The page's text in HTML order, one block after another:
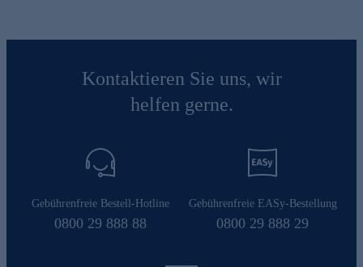
Kontaktieren Sie uns, wir
helfen gerne.
Gebührenfreie Bestell-Hotline
0800 29 888 88
Gebührenfreie EASy-Bestellung
0800 29 888 29